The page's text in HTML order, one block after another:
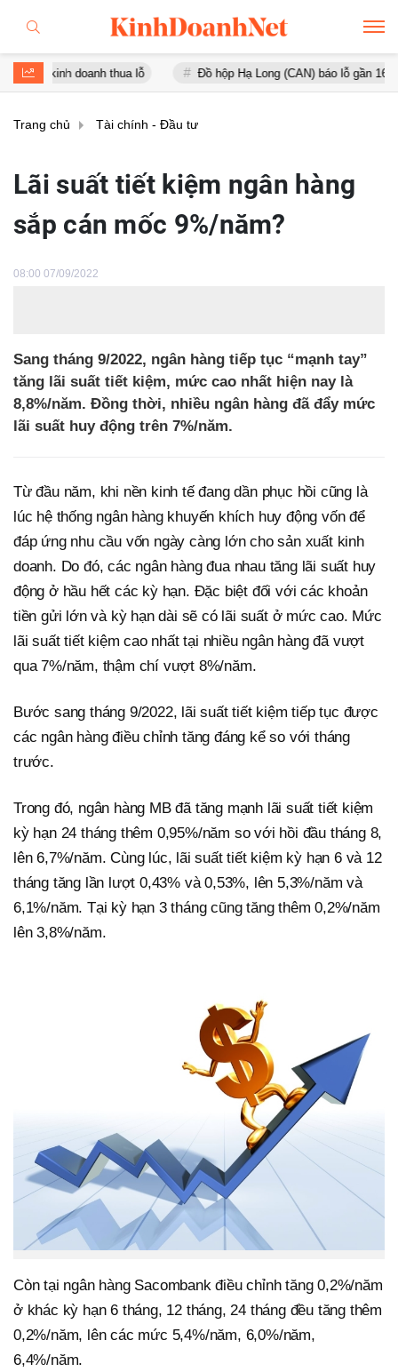
doanh thua lỗ Đồ hộp Hạ Long (CAN) báo lỗ gần 16 tỷ đồng, tài
Trang chủ Tài chính - Đầu tư
Lãi suất tiết kiệm ngân hàng
sắp cán mốc 9%/năm?
08:00 07/09/2022
Sang tháng 9/2022, ngân hàng tiếp tục “mạnh tay”
tăng lãi suất tiết kiệm, mức cao nhất hiện nay là
8,8%/năm. Đồng thời, nhiều ngân hàng đã đẩy mức
lãi suất huy động trên 7%/năm.
Từ đầu năm, khi nền kinh tế đang dần phục hồi cũng là
lúc hệ thống ngân hàng khuyến khích huy động vốn để
đáp ứng nhu cầu vốn ngày càng lớn cho sản xuất kinh
doanh. Do đó, các ngân hàng đua nhau tăng lãi suất huy
động ở hầu hết các kỳ hạn. Đặc biệt đối với các khoản
tiền gửi lớn và kỳ hạn dài sẽ có lãi suất ở mức cao. Mức
lãi suất tiết kiệm cao nhất tại nhiều ngân hàng đã vượt
qua 7%/năm, thậm chí vượt 8%/năm.
Bước sang tháng 9/2022, lãi suất tiết kiệm tiếp tục được
các ngân hàng điều chỉnh tăng đáng kể so với tháng
trước.
Trong đó, ngân hàng MB đã tăng mạnh lãi suất tiết kiệm
kỳ hạn 24 tháng thêm 0,95%/năm so với hồi đầu tháng 8,
lên 6,7%/năm. Cùng lúc, lãi suất tiết kiệm kỳ hạn 6 và 12
tháng tăng lần lượt 0,43% và 0,53%, lên 5,3%/năm và
6,1%/năm. Tại kỳ hạn 3 tháng cũng tăng thêm 0,2%/năm
lên 3,8%/năm.
Còn tại ngân hàng Sacombank điều chỉnh tăng 0,2%/năm
ở khác kỳ hạn 6 tháng, 12 tháng, 24 tháng đều tăng thêm
0,2%/năm, lên các mức 5,4%/năm, 6,0%/năm,
6,4%/năm.